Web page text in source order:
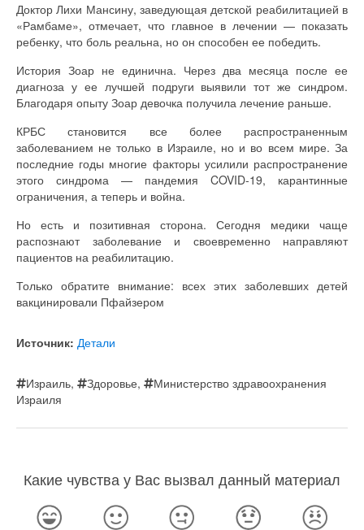
Доктор Лихи Мансину, заведующая детской реабилитацией в
«Рамбаме», отмечает, что главное в лечении — показать
ребенку, что боль реальна, но он способен ее победить.
История Зоар не единична. Через два месяца после ее
диагноза у ее лучшей подруги выявили тот же синдром.
Благодаря опыту Зоар девочка получила лечение раньше.
КРБС становится все более распространенным
заболеванием не только в Израиле, но и во всем мире. За
последние годы многие факторы усилили распространение
этого синдрома — пандемия COVID-19, карантинные
ограничения, а теперь и война.
Но есть и позитивная сторона. Сегодня медики чаще
распознают заболевание и своевременно направляют
пациентов на реабилитацию.
Только обратите внимание: всех этих заболевших детей
вакцинировали Пфайзером
Источник: Детали
Израиль, Здоровье,
Министерство здравоохранения
Израиля
Какие чувства у Вас вызвал данный материал